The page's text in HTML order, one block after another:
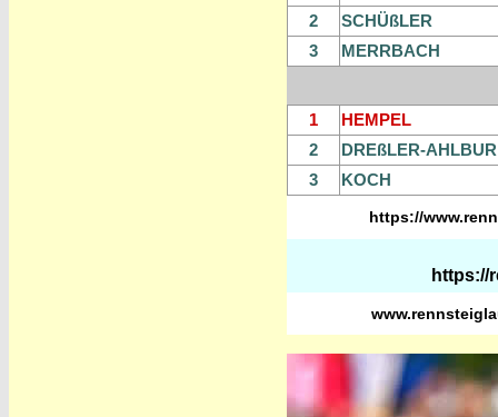
2
SCHÜßLER
3
MERRBACH
1
HEMPEL
2
DREßLER-
3
KOCH
https://
https://